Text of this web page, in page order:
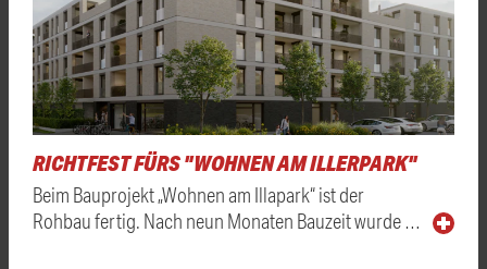
RICHTFEST FÜRS "WOHNEN AM ILLERPARK"
Beim Bauprojekt „Wohnen am Illapark“ ist der
Rohbau fertig. Nach neun Monaten Bauzeit wurde …